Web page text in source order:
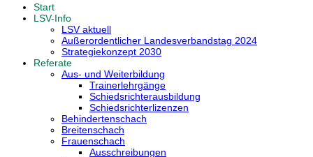
Start
LSV-Info
LSV aktuell
Außerordentlicher Landesverbandstag 2024
Strategiekonzept 2030
Referate
Aus- und Weiterbildung
Trainerlehrgänge
Schiedsrichterausbildung
Schiedsrichterlizenzen
Behindertenschach
Breitenschach
Frauenschach
Ausschreibungen